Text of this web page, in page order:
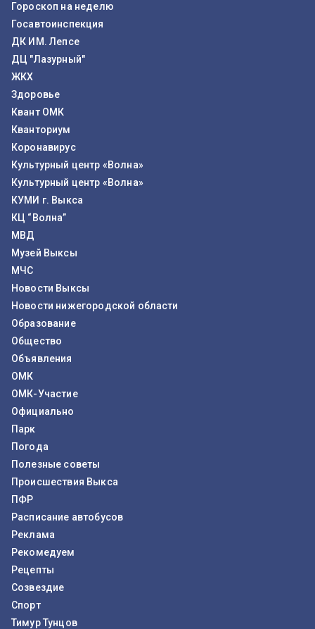
Гороскоп на неделю
Госавтоинспекция
ДК ИМ. Лепсе
ДЦ "Лазурный"
ЖКХ
Здоровье
Квант ОМК
Кванториум
Коронавирус
Культурный центр «Волна»
Культурный центр «Волна»
КУМИ г. Выкса
КЦ “Волна”
МВД
Музей Выксы
МЧС
Новости Выксы
Новости нижегородской области
Образование
Общество
Объявления
ОМК
ОМК-Участие
Официально
Парк
Погода
Полезные советы
Происшествия Выкса
ПФР
Расписание автобусов
Реклама
Рекомедуем
Рецепты
Созвездие
Спорт
Тимур Тунцов